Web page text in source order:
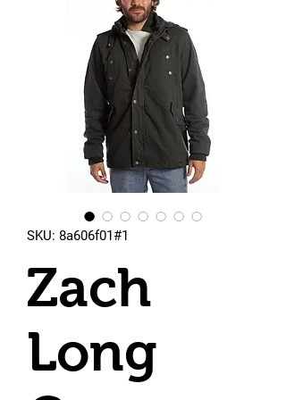
SKU: 8a606f01#1
Zach
Long